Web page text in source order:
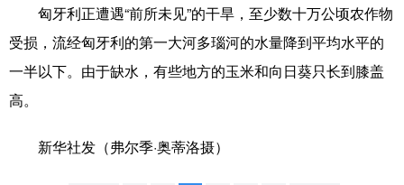
文化产业
地方频道
匈牙利正遭遇“前所未见”的干旱，至少数十万公顷农作物
受损，流经匈牙利的第一大河多瑙河的水量降到平均水平的
一半以下。由于缺水，有些地方的玉米和向日葵只长到膝盖
高。
新华社发（弗尔季·奥蒂洛摄）